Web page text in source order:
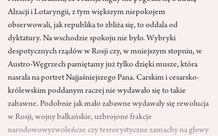
Alzacji i Lotaryngii, z tym większym niepokojem
obserwowali, jak republika to zbliża się, to oddala od
dyktatury. Na wschodzie spokoju nie było. Wybryki
despotycznych rządów w Rosji czy, w mniejszym stopniu, w
Austro-Węgrzech pamiętamy już tylko dzięki musze, która
nasrała na portret Najjaśniejszego Pana. Carskim i cesarsko-
królewskim poddanym raczej nie wydawało się to takie
zabawne. Podobnie jak mało zabawne wydawały się rewolucja
w Rosji, wojny bałkańskie, uzbrojone frakcje
narodowowyzwoleńcze czy terrorystyczne zamachy na głowy